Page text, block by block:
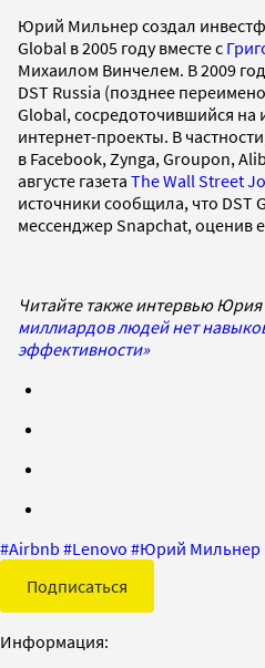
Юрий Мильнер создал
Global в 2005 году вместе с
Михаилом Винчелем. В 2009
DST Russia (позднее
Global, сосредоточившийся на
интернет-проекты. В
в Facebook, Zynga, Groupon,
августе газета The Wall Street
источники сообщила, что DST
мессенджер Snapchat, оценив
Читайте также интервью
миллиардов людей нет
эффективности»
#Airbnb #Lenovo #Юрий Мильнер
Подписаться
Информация: